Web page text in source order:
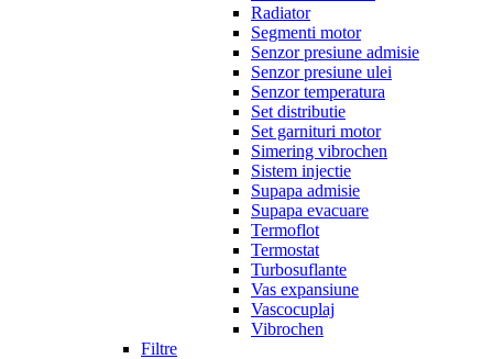
Radiator
Segmenti motor
Senzor presiune admisie
Senzor presiune ulei
Senzor temperatura
Set distributie
Set garnituri motor
Simering vibrochen
Sistem injectie
Supapa admisie
Supapa evacuare
Termoflot
Termostat
Turbosuflante
Vas expansiune
Vascocuplaj
Vibrochen
Filtre